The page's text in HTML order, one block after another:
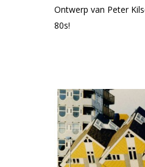
Ontwerp van Peter
80s!